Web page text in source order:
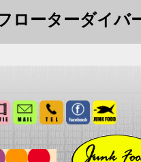
ーターダイバ